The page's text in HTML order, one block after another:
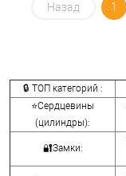
Назад 1
🔒 ТОП категорий :
⭐Сердцевины
(цилиндры):
🔐Замки: